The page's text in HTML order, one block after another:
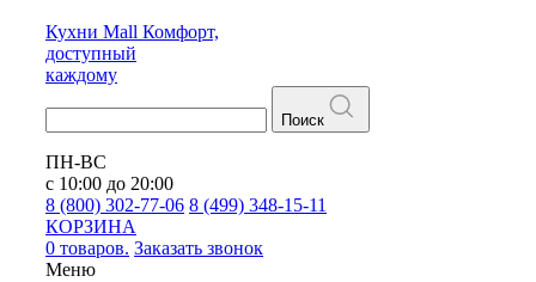
Кухни Mall Комфорт,
доступный
каждому
Поиск
ПН-ВС
с 10:00 до 20:00
8 (800) 302-77-06 8 (499) 348-15-11
КОРЗИНА
0 товаров. Заказать звонок
Меню